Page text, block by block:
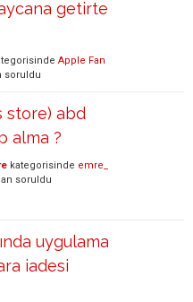
getirte
Apple Fan
soruldu
store) abd
alma ?
kategorisinde emre_
soruldu
uygulama
iadesi